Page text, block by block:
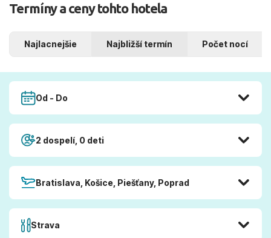
Termíny a ceny tohto hotela
Najlacnejšie Najbližší termín Počet nocí
Od - Do
2 dospelí, 0 deti
Bratislava, Košice, Piešťany, Poprad
Strava